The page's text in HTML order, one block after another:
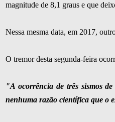
magnitude de 8,1 graus e que
Nessa mesma data, em 2017,
O tremor desta segunda-feira
"A ocorrência de três sismos
nenhuma razão científica que o